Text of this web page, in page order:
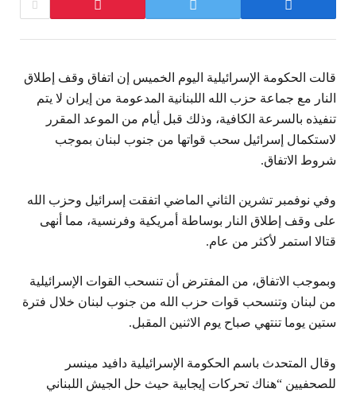
قالت الحكومة الإسرائيلية اليوم الخميس إن اتفاق وقف إطلاق
النار مع جماعة حزب الله اللبنانية المدعومة من إيران لا يتم
تنفيذه بالسرعة الكافية، وذلك قبل أيام من الموعد المقرر
لاستكمال إسرائيل سحب قواتها من جنوب لبنان بموجب
شروط الاتفاق.
وفي نوفمبر تشرين الثاني الماضي اتفقت إسرائيل وحزب الله
على وقف إطلاق النار بوساطة أمريكية وفرنسية، مما أنهى
قتالا استمر لأكثر من عام.
وبموجب الاتفاق، من المفترض أن تنسحب القوات الإسرائيلية
من لبنان وتنسحب قوات حزب الله من جنوب لبنان خلال فترة
ستين يوما تنتهي صباح يوم الاثنين المقبل.
وقال المتحدث باسم الحكومة الإسرائيلية دافيد مينسر
للصحفيين “هناك تحركات إيجابية حيث حل الجيش اللبناني